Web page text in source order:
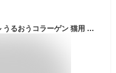
JOYPET(ジョイペット) シャンプータオル うるおうコラーゲン 猫用 25枚入×2個セット 無香料 30×20㎝ まとめ買い 使い捨て 汚れ 匂いスッキリ拭き取れる